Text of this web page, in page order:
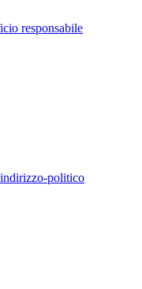
responsabile
politico